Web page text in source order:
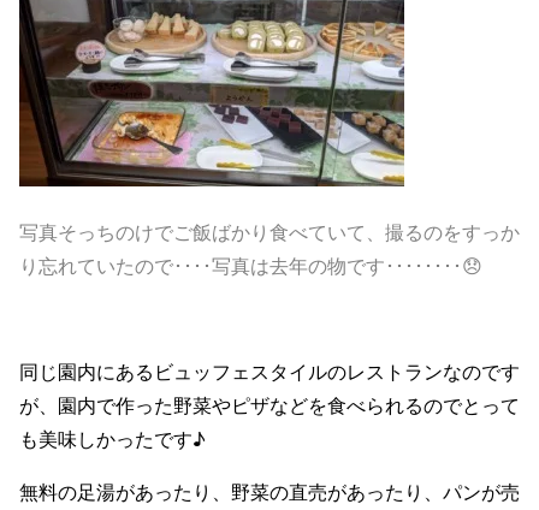
写真そっちのけでご飯ばかり食べていて、撮るのをすっか
り忘れていたので････写真は去年の物です････････😞
同じ園内にあるビュッフェスタイルのレストランなのです
が、園内で作った野菜やピザなどを食べられるのでとって
も美味しかったです♪
無料の足湯があったり、野菜の直売があったり、パンが売